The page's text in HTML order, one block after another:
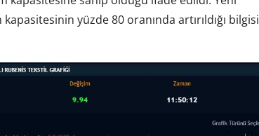
yüzde 80 oranında artırıldığı bilgisi